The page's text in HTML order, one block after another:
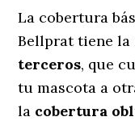
La cobertura
Bellprat tiene la
terceros, que
tu mascota a
la cobertura